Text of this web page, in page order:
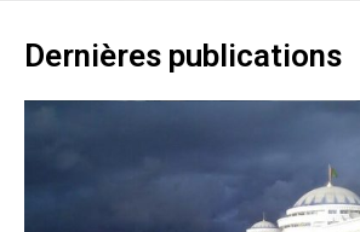
Dernières publications